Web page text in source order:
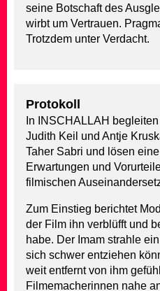
seine Botschaft des
wirbt um Vertrauen.
Trotzdem unter Verdacht.
Protokoll
In INSCHALLAH
Judith Keil und Antje
Taher Sabri und lösen
Erwartungen und
filmischen
Zum Einstieg berichtet
der Film ihn verblüfft und
habe. Der Imam strahle
sich schwer entziehen
weit entfernt von ihm
Filmemacherinnen nahe